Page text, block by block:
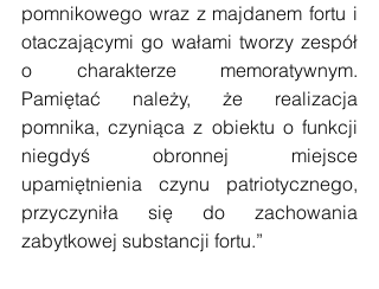
pomnikowego wraz z majdanem fortu i
otaczającymi go wałami tworzy zespół
o charakterze memoratywnym.
Pamiętać należy, że realizacja
pomnika, czyniąca z obiektu o funkcji
niegdyś obronnej miejsce
upamiętnienia czynu patriotycznego,
przyczyniła się do zachowania
zabytkowej substancji fortu.”